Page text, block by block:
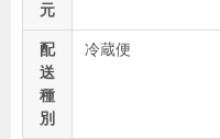
元
配
送
種
別
冷蔵便